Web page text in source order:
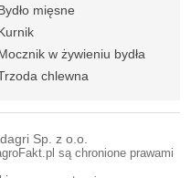
mięsne
w żywieniu bydła
chlewna
Sp. z o.o.
są chronione prawami